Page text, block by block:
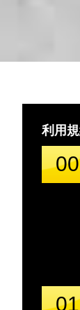
利用
00
01